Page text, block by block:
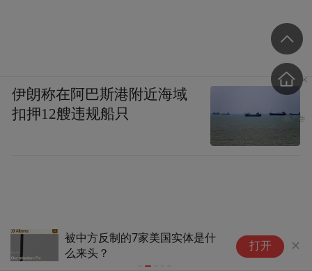
被中方反制的7家美国实体是什
么来头？
美国要
妨先摸
打开
伊朗称在阿巴斯港附近海域
扣押12艘违规船只